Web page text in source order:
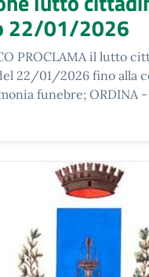
22/01/2026
PROCLAMA il lutto
22/01/2026 fino alla
funebre; ORDINA -